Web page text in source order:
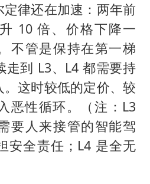
律还在加速：两年前
10 倍、价格下降一
不管是保持在第一梯
走到 L3、L4 都需要持
这时较低的定价、较
恶性循环。（注：L3
要人来接管的智能驾
安全责任；L4 是全无